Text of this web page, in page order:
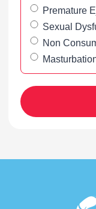
Premature
Sexual
Non